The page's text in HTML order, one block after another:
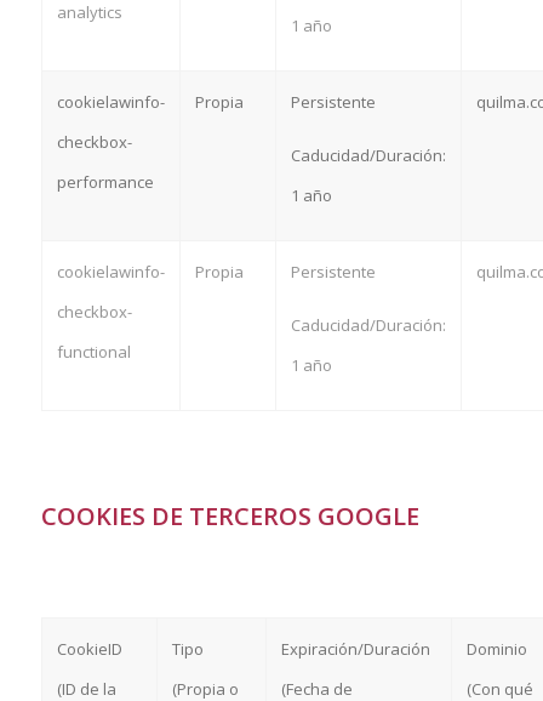
analytics
1 año
cookielawinfo-
checkbox-
performance
Propia Persistente
Caducidad/Duración:
1 año
cookielawinfo-
checkbox-
functional
Propia Persistente
Caducidad/Duración:
1 año
COOKIES DE TERCEROS GOOGLE
CookieID
(ID de la
Tipo
(Propia o
Expiración/Duración
(Fecha de
Dominio
(Con qué